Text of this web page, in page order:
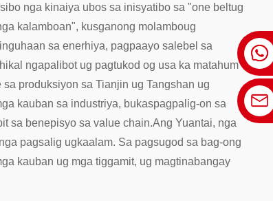
nga kinaiya ubos sa inisyatibo sa "one beltug
kalamboan", kusganong molamboug
sa enerhiya, pagpaayo sa lebel sa
ngapalibot ug pagtukod og usa ka matahum
produksiyon sa Tianjin ug Tangshan ug
kauban sa industriya, bukaspagpalig-on sa
sa benepisyo sa value chain.Ang Yuantai, nga
pagsalig ugkaalam. Sa pagsugod sa bag-ong
kauban ug mga tiggamit, ug magtinabangay